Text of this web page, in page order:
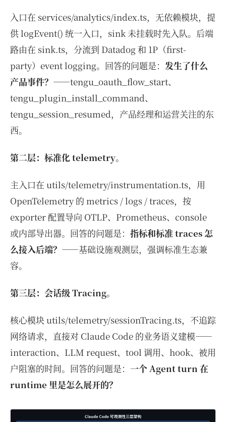
入口在 services/analytics/index.ts，无依赖模块，提
供 logEvent() 统一入口，sink 未挂载时先入队。后端
路由在 sink.ts，分流到 Datadog 和 1P（first-
party）event logging。回答的问题是： 发生了什么
产品事件？ ——tengu_oauth_flow_start、
tengu_plugin_install_command、
tengu_session_resumed，产品经理和运营关注的东
西。
第二层：标准化 telemetry。
主入口在 utils/telemetry/instrumentation.ts，用
OpenTelemetry 的 metrics / logs / traces，按
exporter 配置导向 OTLP、Prometheus、console
或内部导出器。回答的问题是： 指标和标准 traces 怎
么接入后端？ ——基础设施观测层，强调标准生态兼
容。
第三层：会话级 Tracing。
核心模块 utils/telemetry/sessionTracing.ts，不追踪
网络请求，直接对 Claude Code 的业务语义建模——
interaction、LLM request、tool 调用、hook、被用
户阻塞的时间。回答的问题是： 一个 Agent turn 在
runtime 里是怎么展开的？